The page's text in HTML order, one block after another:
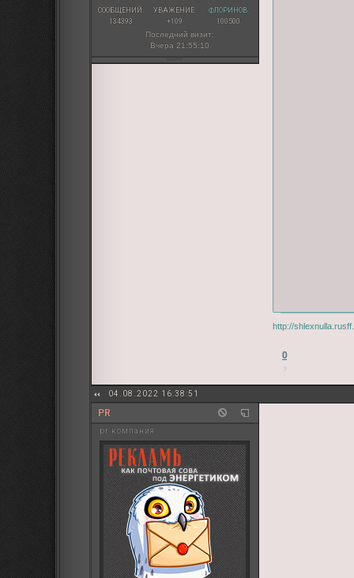
СООБЩЕНИЙ:
134393
УВАЖЕНИЕ:
+109
ФЛОРИНОВ:
100500
Последний визит:
Вчера 21:55:10
http://
0
04.08.2022 16:38:51
PR
pr компания